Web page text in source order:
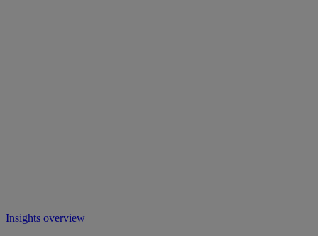
Insights overview